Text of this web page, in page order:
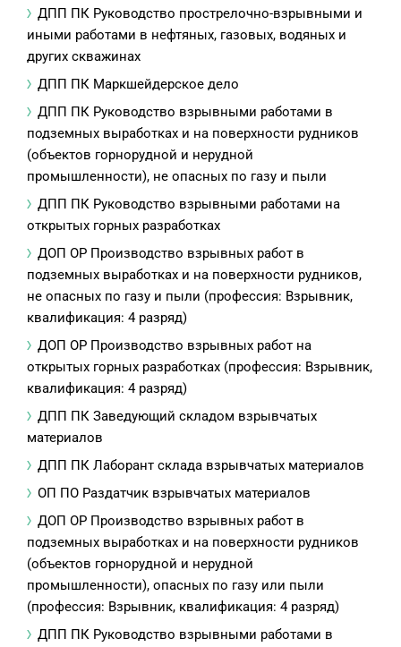
ДПП ПК Руководство прострелочно-взрывными и
иными работами в нефтяных, газовых, водяных и
других скважинах
ДПП ПК Маркшейдерское дело
ДПП ПК Руководство взрывными работами в
подземных выработках и на поверхности рудников
(объектов горнорудной и нерудной
промышленности), не опасных по газу и пыли
ДПП ПК Руководство взрывными работами на
открытых горных разработках
ДОП ОР Производство взрывных работ в
подземных выработках и на поверхности рудников,
не опасных по газу и пыли (профессия: Взрывник,
квалификация: 4 разряд)
ДОП ОР Производство взрывных работ на
открытых горных разработках (профессия: Взрывник,
квалификация: 4 разряд)
ДПП ПК Заведующий складом взрывчатых
материалов
ДПП ПК Лаборант склада взрывчатых материалов
ОП ПО Раздатчик взрывчатых материалов
ДОП ОР Производство взрывных работ в
подземных выработках и на поверхности рудников
(объектов горнорудной и нерудной
промышленности), опасных по газу или пыли
(профессия: Взрывник, квалификация: 4 разряд)
ДПП ПК Руководство взрывными работами в